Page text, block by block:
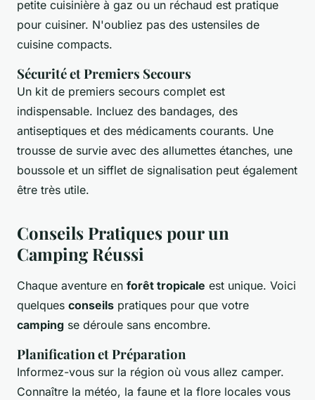
petite cuisinière à gaz ou un réchaud est pratique
pour cuisiner. N'oubliez pas des ustensiles de
cuisine compacts.
Sécurité et Premiers Secours
Un kit de premiers secours complet est
indispensable. Incluez des bandages, des
antiseptiques et des médicaments courants. Une
trousse de survie avec des allumettes étanches, une
boussole et un sifflet de signalisation peut également
être très utile.
Conseils Pratiques pour un
Camping Réussi
Chaque aventure en forêt tropicale est unique. Voici
quelques conseils pratiques pour que votre
camping se déroule sans encombre.
Planification et Préparation
Informez-vous sur la région où vous allez camper.
Connaître la météo, la faune et la flore locales vous